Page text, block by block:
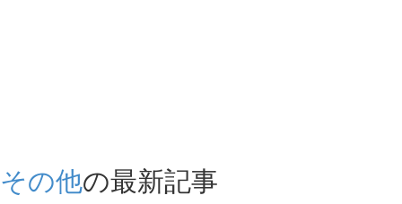
その他の最新記事